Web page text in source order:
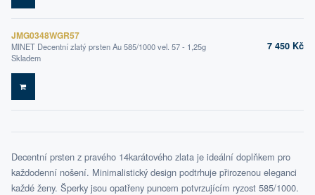
JMG0348WGR57
MINET Decentní zlatý prsten Au 585/1000 vel. 57 - 1,25g
Skladem
7 450 Kč
DO KOŠÍKU
Decentní prsten z pravého 14karátového zlata je ideální doplňkem pro
každodenní nošení. Minimalistický design podtrhuje přirozenou eleganci
každé ženy. Šperky jsou opatřeny puncem potvrzujícím ryzost 585/1000.